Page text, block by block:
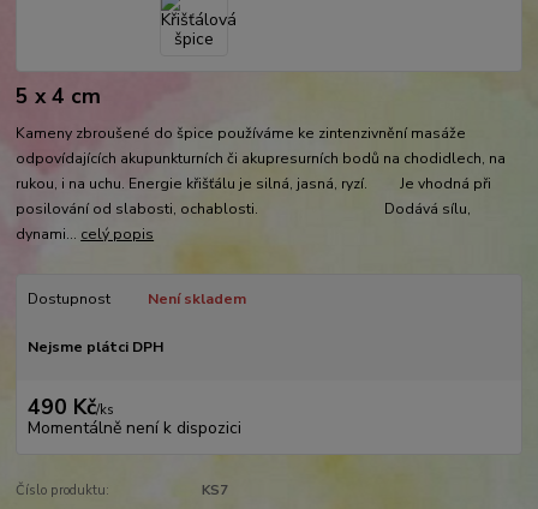
5 x 4 cm
Kameny zbroušené do špice používáme ke zintenzivnění masáže
odpovídajících akupunkturních či akupresurních bodů na chodidlech, na
rukou, i na uchu. Energie křišťálu je silná, jasná, ryzí. Je vhodná při
posilování od slabosti, ochablosti. Dodává sílu,
dynami... celý popis
Dostupnost Není skladem
Nejsme plátci DPH
490 Kč/ks
Momentálně není k dispozici
Číslo produktu: KS7